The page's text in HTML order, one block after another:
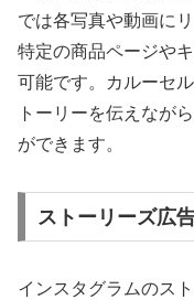
では各写真や動画に
特定の商品ページや
可能です。カルーセ
トーリーを伝えなが
ができます。
ストーリーズ広
インスタグラムのス